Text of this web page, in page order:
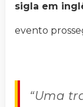
sigla em
evento
“Uma